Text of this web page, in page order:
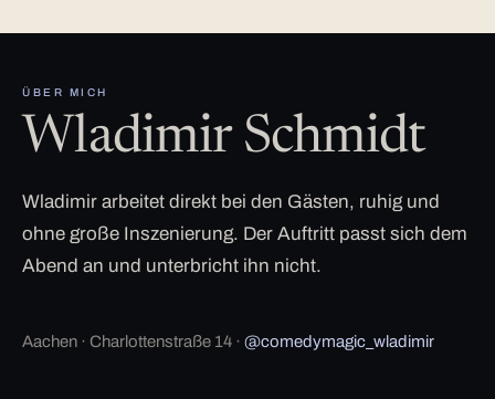
ÜBER MICH
Wladimir Schmidt
Wladimir arbeitet direkt bei den Gästen, ruhig und
ohne große Inszenierung. Der Auftritt passt sich dem
Abend an und unterbricht ihn nicht.
Aachen · Charlottenstraße 14 · @comedymagic_wladimir